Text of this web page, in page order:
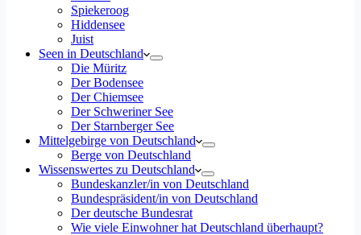
Spiekeroog
Hiddensee
Juist
Seen in Deutschland
Die Müritz
Der Bodensee
Der Chiemsee
Der Schweriner See
Der Starnberger See
Mittelgebirge von Deutschland
Berge von Deutschland
Wissenswertes zu Deutschland
Bundeskanzler/in von Deutschland
Bundespräsident/in von Deutschland
Der deutsche Bundesrat
Wie viele Einwohner hat Deutschland überhaupt?